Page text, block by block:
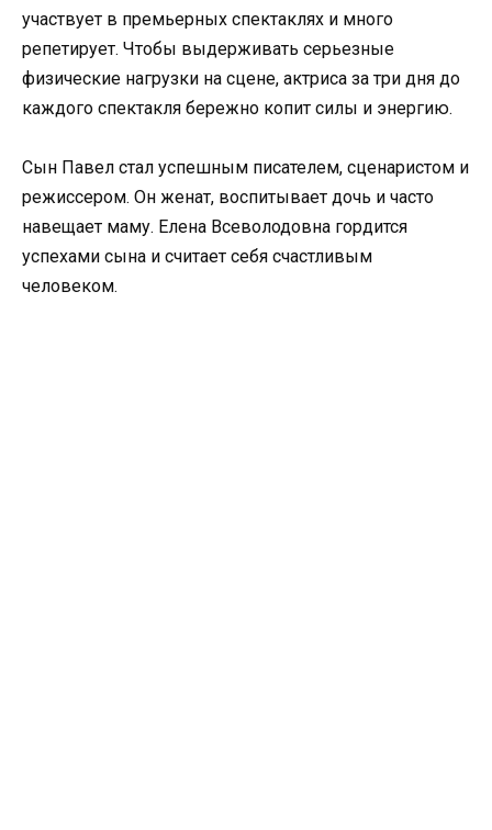
участвует в премьерных спектаклях и много
репетирует. Чтобы выдерживать серьезные
физические нагрузки на сцене, актриса за три дня до
каждого спектакля бережно копит силы и энергию.
Сын Павел стал успешным писателем, сценаристом и
режиссером. Он женат, воспитывает дочь и часто
навещает маму. Елена Всеволодовна гордится
успехами сына и считает себя счастливым
человеком.